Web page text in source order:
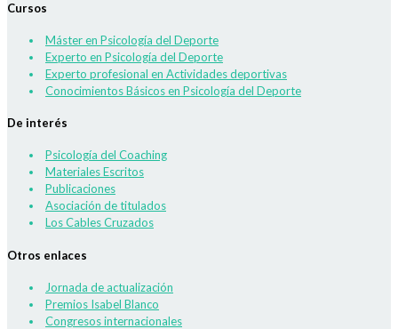
Cursos
Máster en Psicología del Deporte
Experto en Psicología del Deporte
Experto profesional en Actividades deportivas
Conocimientos Básicos en Psicología del Deporte
De interés
Psicología del Coaching
Materiales Escritos
Publicaciones
Asociación de titulados
Los Cables Cruzados
Otros enlaces
Jornada de actualización
Premios Isabel Blanco
Congresos internacionales